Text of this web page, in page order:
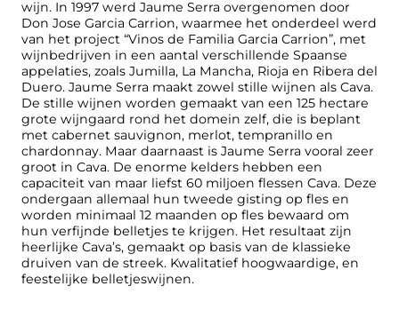
wijn. In 1997 werd Jaume Serra overgenomen door
Don Jose Garcia Carrion, waarmee het onderdeel werd
van het project “Vinos de Familia Garcia Carrion”, met
wijnbedrijven in een aantal verschillende Spaanse
appelaties, zoals Jumilla, La Mancha, Rioja en Ribera del
Duero. Jaume Serra maakt zowel stille wijnen als Cava.
De stille wijnen worden gemaakt van een 125 hectare
grote wijngaard rond het domein zelf, die is beplant
met cabernet sauvignon, merlot, tempranillo en
chardonnay. Maar daarnaast is Jaume Serra vooral zeer
groot in Cava. De enorme kelders hebben een
capaciteit van maar liefst 60 miljoen flessen Cava. Deze
ondergaan allemaal hun tweede gisting op fles en
worden minimaal 12 maanden op fles bewaard om
hun verfijnde belletjes te krijgen. Het resultaat zijn
heerlijke Cava’s, gemaakt op basis van de klassieke
druiven van de streek. Kwalitatief hoogwaardige, en
feestelijke belletjeswijnen.